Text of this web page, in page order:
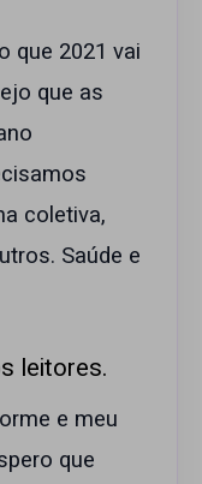
que 2021 vai
que as
coletiva,
Saúde e
leitores.
e meu
que